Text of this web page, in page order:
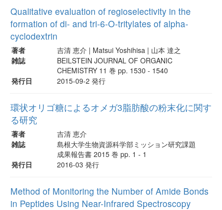
Qualitative evaluation of regioselectivity in the
formation of di- and tri-6-O-tritylates of alpha-
cyclodextrin
著者
吉清 恵介 | Matsui Yoshihisa | 山本 達之
雑誌
BEILSTEIN JOURNAL OF ORGANIC
CHEMISTRY 11 巻 pp. 1530 - 1540
発行日
2015-09-2 発行
環状オリゴ糖によるオメガ3脂肪酸の粉末化に関す
る研究
著者
吉清 恵介
雑誌
島根大学生物資源科学部ミッション研究課題
成果報告書 2015 巻 pp. 1 - 1
発行日
2016-03 発行
Method of Monitoring the Number of Amide Bonds
in Peptides Using Near-Infrared Spectroscopy